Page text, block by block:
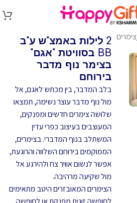
צימרים
2 לילות באמצ"ש ע"ב
BB בסוויטת "אגם"
בצימר נוף מדבר
בירוחם
בלב המדבר, בין מכתש לאגם, אל
מול נוף מדבר עוצר נשימה, תמצאו
שלושה צימרים חדשים ומפנקים,
המעוצבים בעיצוב כפרי עדין
המשתלב בנוף המדברי. בצימרים,
הממוקמים בירוחם השלווה והרוגעת,
אפשר לנשום אוויר צח ולהירגע אל
מול שקיעה מרהיבה.
הצימרים המאובזרים היטב מתאימים